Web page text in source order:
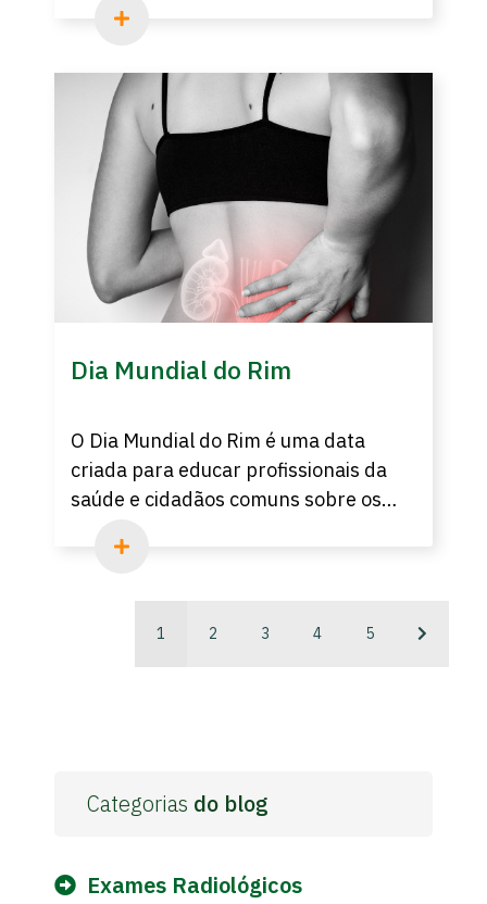
do Espectro Autista (TEA). Leia esse
tudo sobre essa doença.
Dia Mundial do Rim
O Dia Mundial do Rim é uma data
criada para educar profissionais da
saúde e cidadãos comuns sobre os
renais, são a 5º doença que mais mata
1 2 3 4 5
Categorias do blog
Exames Radiológicos